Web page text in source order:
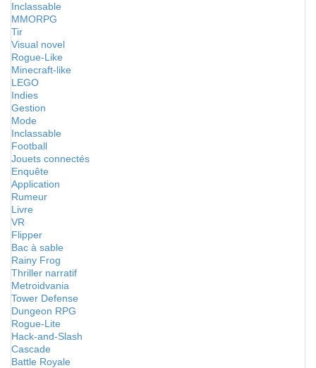
Inclassable
MMORPG
Tir
Visual novel
Rogue-Like
Minecraft-like
LEGO
Indies
Gestion
Mode
Inclassable
Football
Jouets connectés
Enquête
Application
Rumeur
Livre
VR
Flipper
Bac à sable
Rainy Frog
Thriller narratif
Metroidvania
Tower Defense
Dungeon RPG
Rogue-Lite
Hack-and-Slash
Cascade
Battle Royale